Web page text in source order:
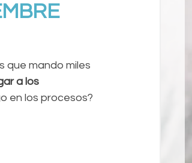
que mando miles
a los
en los procesos?